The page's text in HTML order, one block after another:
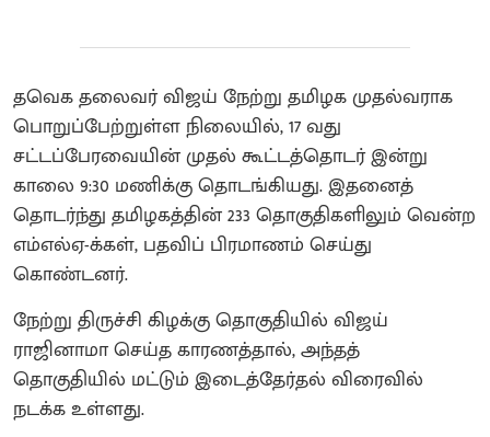
தவெக தலைவர் விஜய் நேற்று தமிழக முதல்வராக
பொறுப்பேற்றுள்ள நிலையில், 17 வது
சட்டப்பேரவையின் முதல் கூட்டத்தொடர் இன்று
காலை 9:30 மணிக்கு தொடங்கியது. இதனைத்
தொடர்ந்து தமிழகத்தின் 233 தொகுதிகளிலும் வென்ற
எம்எல்ஏ-க்கள், பதவிப் பிரமாணம் செய்து
கொண்டனர்.
நேற்று திருச்சி கிழக்கு தொகுதியில் விஜய்
ராஜினாமா செய்த காரணத்தால், அந்தத்
தொகுதியில் மட்டும் இடைத்தேர்தல் விரைவில்
நடக்க உள்ளது.